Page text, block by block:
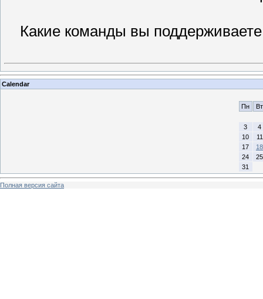
Какие команды вы
Calendar
Пн Вт
3
4
10
11
17
18
24
25
31
Полная версия сайта